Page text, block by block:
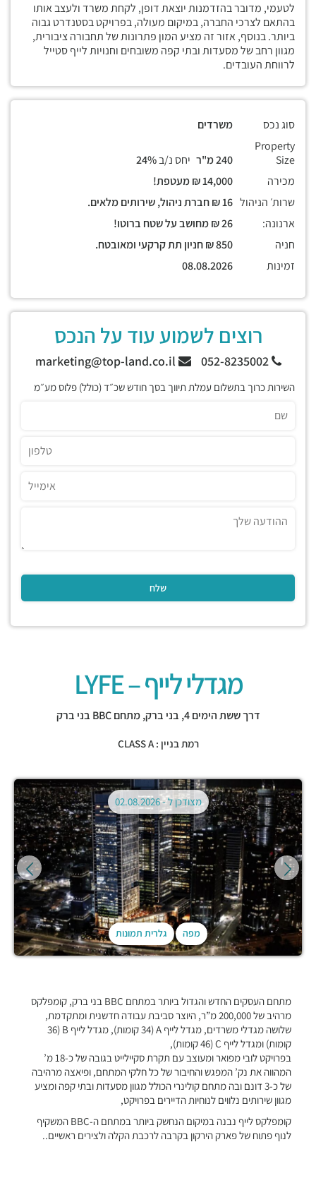
לטעמי, מדובר בהזדמנות יוצאת דופן, לקחת משרד ולעצב אותו
בהתאם לצרכי החברה, במיקום מעולה, בפרויקט בסטנדרט גבוה
ביותר. בנוסף, אזור זה מציע המון פתרונות של תחבורה ציבורית,
מגוון רחב של מסעדות ובתי קפה משובחים וחנויות לייף סטייל
לרווחת העובדים.
סוג נכס
משרדים
Property
Size
יחס נ/ב
מכירה
שרות׳ הניהול
ארנונה:
חניה
זמינות
רוצים לשמוע עוד על הנכס
052-8235002
השירות כרוך בתשלום עמלת תיווך בסך חודש שכ״ד (כולל) פלוס מע״מ
מגדלי לייף – LYFE
דרך ששת הימים 4, בני ברק,מתחם BBC בני ברק
רמת בניין : CLASS A
מפה גלרית תמונות
מצודכן ל -02.08.2026
מתחם העסקים החדש והגדול ביותר במתחם BBC בני ברק, קומפלקס
מרהיב של 200,000 מ”ר, היוצר סביבת עבודה חדשנית ומתקדמת,
שלושה מגדלי משרדים, מגדל לייף A (34 קומות), מגדל לייף B (36
קומות) ומגדל לייף C (46 קומות),
בפרויקט לובי מפואר ומעוצב עם תקרת סקיילייט בגובה של כ-18 מ’
המהווה את נק’ המפגש והחיבור של כל חלקי המתחם, ופיאצה מרהיבה
של כ-3 דונם ובה מתחם קולינרי הכולל מגוון מסעדות ובתי קפה ומציע
מגוון שירותים נלווים לנוחיות הדיירים בפרויקט,
קומפלקס לייף נבנה במיקום הנחשק ביותר במתחם ה-BBC המשקיף
לנוף פתוח של פארק הירקון בקרבה לרכבת הקלה ולצירים ראשיים..